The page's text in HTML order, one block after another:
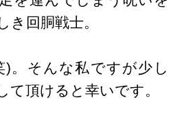
回胴戦士。
そんな私ですが少し
て頂けると幸いです。